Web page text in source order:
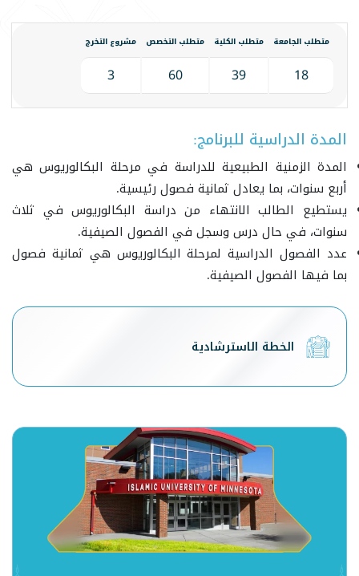
متطلب الجامعة متطلب الكلية متطلب التخصص مشروع التخرج
18
39
60
3
المدة الدراسية للبرنامج:
المدة الزمنية الطبيعية للدراسة في مرحلة البكالوريوس هي
أربع سنوات، بما يعادل ثمانية فصول رئيسية.
يستطيع الطالب الانتهاء من دراسة البكالوريوس في ثلاث
سنوات، في حال درس وسجل في الفصول الصيفية.
عدد الفصول الدراسية لمرحلة البكالوريوس هي ثمانية فصول
بما فيها الفصول الصيفية.
الخطة الاسترشادية